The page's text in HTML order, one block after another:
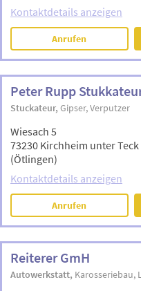
Kontaktdetails anzeigen
Anrufen
Peter Rupp
Stuckateur Gipser Verputzer
Wiesach 5
73230 Kirchheim unter Teck
(Ötlingen)
Kontaktdetails anzeigen
Anrufen
Reiterer GmH
Autowerkstatt Karosseriebau